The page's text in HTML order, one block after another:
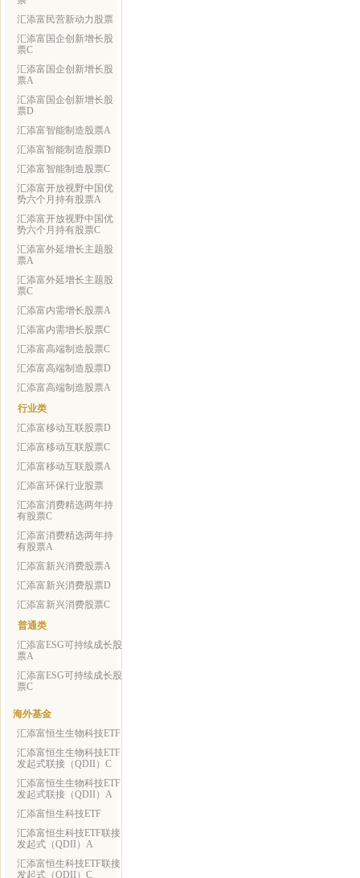
汇添富民营新动力股票
汇添富国企创新增长股
票C
汇添富国企创新增长股
票A
汇添富国企创新增长股
票D
汇添富智能制造股票A
汇添富智能制造股票D
汇添富智能制造股票C
汇添富开放视野中国优
势六个月持有股票A
汇添富开放视野中国优
势六个月持有股票C
汇添富外延增长主题股
票A
汇添富外延增长主题股
票C
汇添富内需增长股票A
汇添富内需增长股票C
汇添富高端制造股票C
汇添富高端制造股票D
汇添富高端制造股票A
行业类
汇添富移动互联股票D
汇添富移动互联股票C
汇添富移动互联股票A
汇添富环保行业股票
汇添富消费精选两年持
有股票C
汇添富消费精选两年持
有股票A
汇添富新兴消费股票A
汇添富新兴消费股票D
汇添富新兴消费股票C
普通类
汇添富ESG可持续成长股
票A
汇添富ESG可持续成长股
票C
海外基金
汇添富恒生生物科技ETF
汇添富恒生生物科技ETF
发起式联接（QDII）C
汇添富恒生生物科技ETF
发起式联接（QDII）A
汇添富恒生科技ETF
汇添富恒生科技ETF联接
发起式（QDII）A
汇添富恒生科技ETF联接
发起式（QDII）C